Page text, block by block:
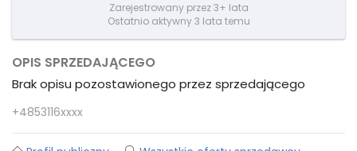
Zarejestrowany przez 3+ lata
Ostatnio aktywny 3 lata temu
OPIS SPRZEDAJĄCEGO
Brak opisu pozostawionego przez sprzedającego
+4853116xxxx